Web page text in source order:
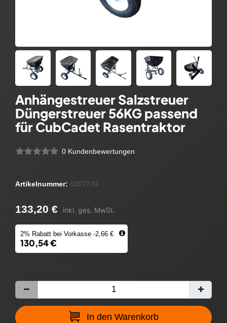
Anhängestreuer Salzstreuer
Düngerstreuer 56KG passend
für CubCadet Rasentraktor
0 Kundenbewertungen
Artikelnummer: 6357734
133,20 € inkl. ges. MwSt.
2% Rabatt bei Vorkasse -2,66 €
130,54 €
In den Warenkorb